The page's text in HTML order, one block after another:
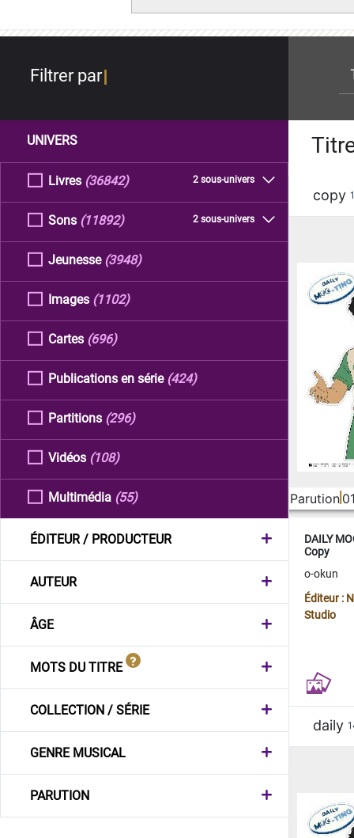
Filtrer par
UNIVERS
Livres 2 sous-univers
(36842)
Sons 2 sous-univers
(11892)
Jeunesse (3948)
Images (1102)
Cartes (696)
Publications en série (424)
Partitions (296)
Vidéos (108)
Multimédia (55)
ÉDITEUR / PRODUCTEUR
AUTEUR
ÂGE
MOTS DU TITRE
COLLECTION / SÉRIE
GENRE MUSICAL
PARUTION
copy
Parution
DAILY
Copy
o-okun
Éditeur :
Studio
daily